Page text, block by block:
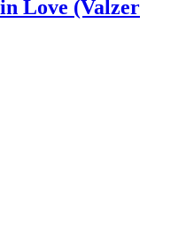
Love (Valzer